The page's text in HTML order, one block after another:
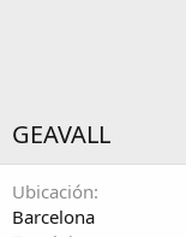
GEAVALL
Ubicación
Barcelona